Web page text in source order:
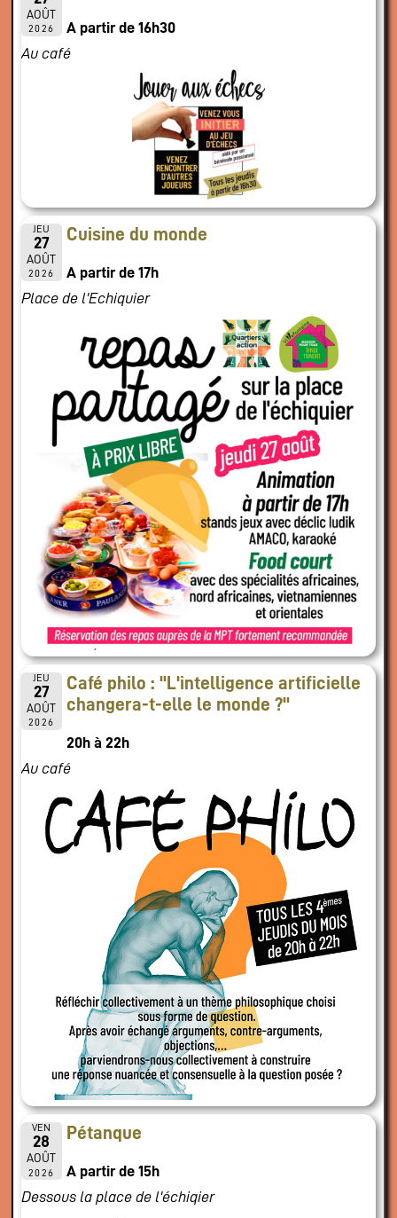
AOÛT
2026
A partir de 16h30
Au café
JEU
27
AOÛT
2026
Cuisine du monde
A partir de 17h
Place de l'Echiquier
JEU
27
AOÛT
2026
Café philo : "L'intelligence artificielle
changera-t-elle le monde ?"
20h à 22h
Au café
VEN
28
AOÛT
2026
Pétanque
A partir de 15h
Dessous la place de l'échiqier